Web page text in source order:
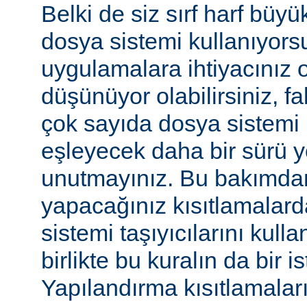
Belki de siz sırf harf
dosya sistemi
uygulamalara ihtiyacınız
düşünüyor olabilirsiniz,
çok sayıda dosya
eşleyecek daha bir sürü
unutmayınız. Bu
yapacağınız
sistemi taşıyıcılarını
birlikte bu kuralın da bir
Yapılandırma